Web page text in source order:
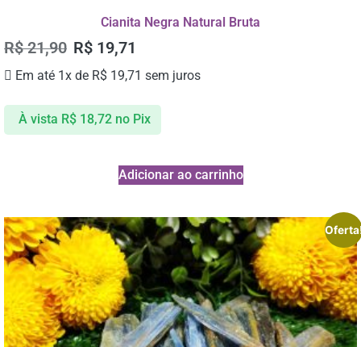
Cianita Negra Natural Bruta
R$21,90 R$ 19,71
Em até 1x de R$ 19,71 sem juros
À vista R$18,72 no Pix
Adicionar ao carrinho